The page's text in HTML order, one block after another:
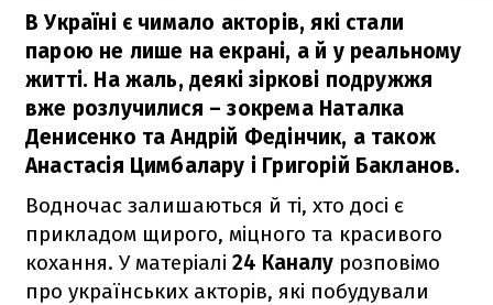
В Україні є чимало акторів, які стали
парою не лише на екрані, а й у реальному
житті. На жаль, деякі зіркові подружжя
вже розлучилися – зокрема Наталка
Денисенко та Андрій Федінчик, а також
Анастасія Цимбалару і Григорій Бакланов.
Водночас залишаються й ті, хто досі є
прикладом щирого, міцного та красивого
кохання. У матеріалі 24 Каналу розповімо
про українських акторів, які побудували